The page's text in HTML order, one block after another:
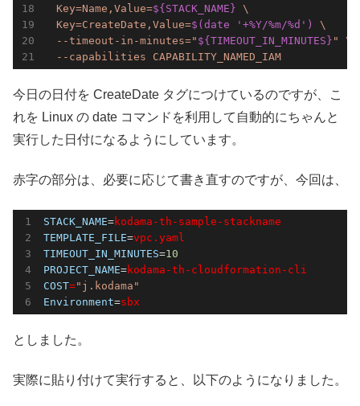
  Key=Name,Value=
${STACK_NAME} \
  Key=CreateDate,Value=
$(date '+%Y/%m/%d')
\
  --timeout-in-minutes="
${TIMEOUT_IN_MINUTES} " \
  --capabilities CAPABILITY_NAMED_IAM
今日の日付を CreateDate タグにつけているのですが、こ
れを Linux の date コマンドを利用して自動的にちゃんと
実行した日付になるようにしています。
赤字の部分は、必要に応じて書き直すのですが、今回は、
STACK_NAME=kodama-th-sample-stackname
TEMPLATE_FILE=vpc.yaml
TIMEOUT_IN_MINUTES=10
PROJECT_NAME=kodama-th-cloudformation-cli
COST="j.kodama"
Environment=sbx
としました。
実際に貼り付けて実行すると、以下のようになりました。